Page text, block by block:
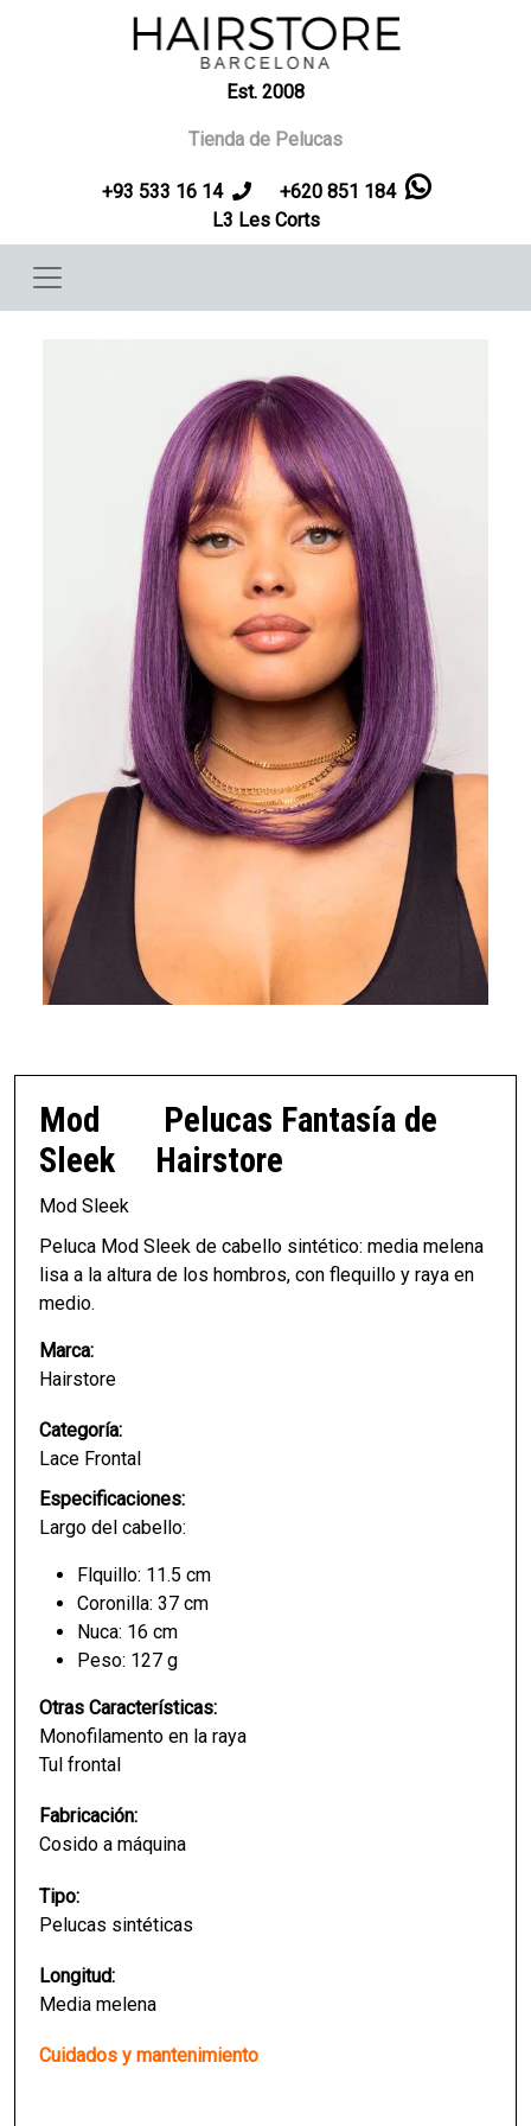
Pasar al contenido principal
Est. 2008
Tienda de Pelucas
+93 533 16 14
+620 851 184
L3 Les Corts
Mod
Sleek
Pelucas Fantasía de
Hairstore
Mod Sleek
Peluca Mod Sleek de cabello sintético: media melena
lisa a la altura de los hombros, con flequillo y raya en
medio.
Marca:
Hairstore
Categoría:
Lace Frontal
Especificaciones:
Largo del cabello:
Flquillo: 11.5 cm
Coronilla: 37 cm
Nuca: 16 cm
Peso: 127 g
Otras Características:
Monofilamento en la raya
Tul frontal
Fabricación:
Cosido a máquina
Tipo:
Pelucas sintéticas
Longitud:
Media melena
Cuidados y mantenimiento